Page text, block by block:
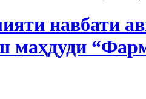
навбати
маҳдуди